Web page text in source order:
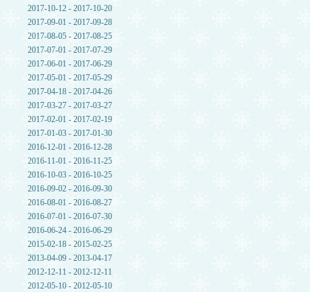
2017-10-12 - 2017-10-20
2017-09-01 - 2017-09-28
2017-08-05 - 2017-08-25
2017-07-01 - 2017-07-29
2017-06-01 - 2017-06-29
2017-05-01 - 2017-05-29
2017-04-18 - 2017-04-26
2017-03-27 - 2017-03-27
2017-02-01 - 2017-02-19
2017-01-03 - 2017-01-30
2016-12-01 - 2016-12-28
2016-11-01 - 2016-11-25
2016-10-03 - 2016-10-25
2016-09-02 - 2016-09-30
2016-08-01 - 2016-08-27
2016-07-01 - 2016-07-30
2016-06-24 - 2016-06-29
2015-02-18 - 2015-02-25
2013-04-09 - 2013-04-17
2012-12-11 - 2012-12-11
2012-05-10 - 2012-05-10